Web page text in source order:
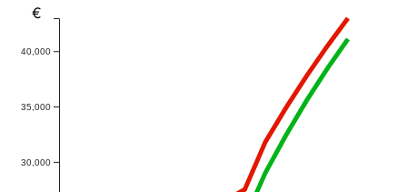
30,000
35,000
40,000
€